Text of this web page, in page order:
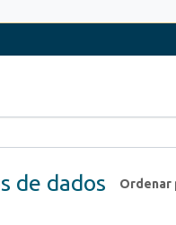
Ordenar
de dados